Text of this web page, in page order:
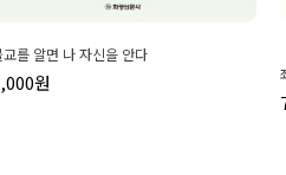
교를 알면 나 자신을 안다
원